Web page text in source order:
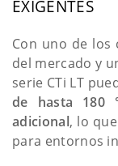
EXIGENTES
Con uno de los
del mercado y
serie CTi LT
de hasta 180
adicional, lo
para entornos